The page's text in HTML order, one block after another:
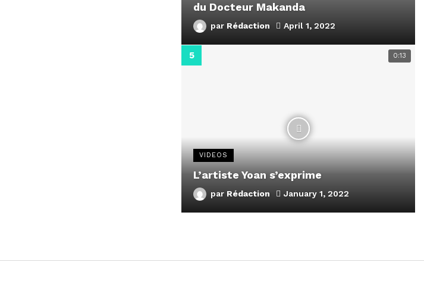
du Docteur Makanda
par Rédaction April 1, 2022
0:13
VIDEOS
L’artiste Yoan s’exprime
par Rédaction January 1, 2022